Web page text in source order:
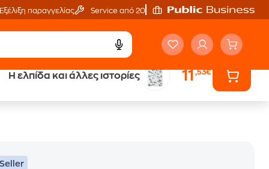
Εξέλιξη παραγγελίας Service από 20'
Η ελπίδα και άλλες ιστορίες 11,53€
Έλα στον κόσμο